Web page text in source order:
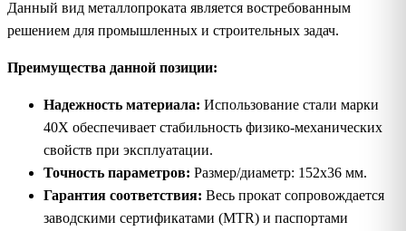
Данный вид металлопроката является востребованным
решением для промышленных и строительных задач.
Преимущества данной позиции:
Надежность материала: Использование стали марки
40Х обеспечивает стабильность физико-механических
свойств при эксплуатации.
Точность параметров: Размер/диаметр: 152х36 мм.
Гарантия соответствия: Весь прокат сопровождается
заводскими сертификатами (MTR) и паспортами